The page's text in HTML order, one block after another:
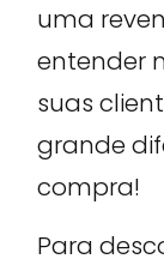
uma
entender
suas
grande
compra!
Para